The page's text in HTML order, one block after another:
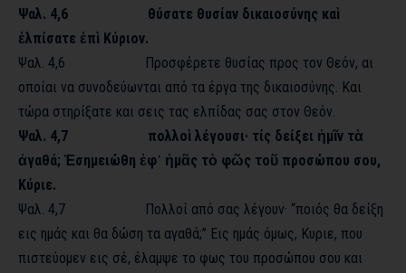
Ψαλ. 4,6 θύσατε θυσίαν δικαιοσύνης καὶ
ἐλπίσατε ἐπὶ Κύριον.
Ψαλ. 4,6 Προσφέρετε θυσίας προς τον Θεόν, αι
οποίαι να συνοδεύωνται από τα έργα της δικαιοσύνης. Και
τώρα στηρίξατε και σεις τας ελπίδας σας στον Θεόν.
Ψαλ. 4,7 πολλοὶ λέγουσι· τίς δείξει ἡμῖν τὰ
ἀγαθά; Ἐσημειώθη ἐφ᾿ ἡμᾶς τὸ φῶς τοῦ προσώπου σου,
Κύριε.
Ψαλ. 4,7 Πολλοί από σας λέγουν· “ποιός θα δείξη
εις ημάς και θα δώση τα αγαθά;” Εις ημάς όμως, Κυριε, που
πιστεύομεν εις σέ, έλαμψε το φως του προσώπου σου και